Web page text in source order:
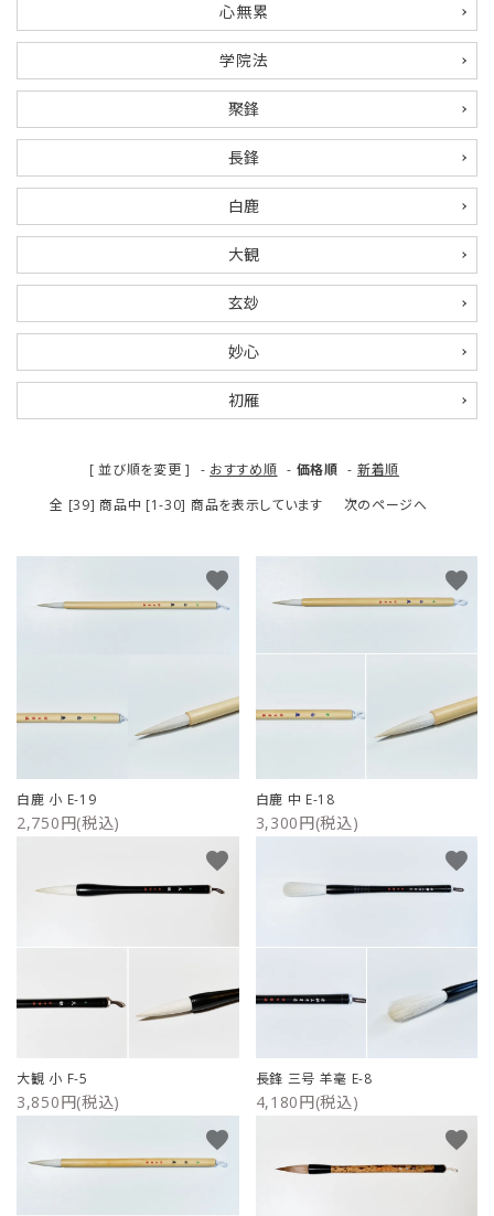
お問い合わせ
心無累
学院法
聚鋒
長鋒
白鹿
大観
玄玅
妙心
初雁
[ 並び順を変更 ] - おすすめ順 - 価格順 - 新着順
全 [39] 商品中 [1-30] 商品を表示しています
次のページへ
白鹿 小 E-19
2,750円(税込)
favorite
白鹿 中 E-18
3,300円(税込)
favorite
大観 小 F-5
3,850円(税込)
favorite
長鋒 三号 羊毫 E-8
4,180円(税込)
favorite
favorite favorite